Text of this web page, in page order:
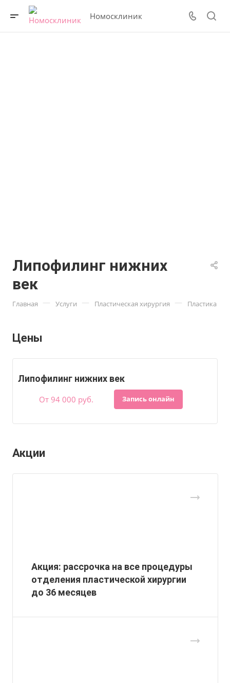
Номосклиник
Липофилинг нижних
век
Главная — Услуги — Пластическая хирургия — Пластика
Цены
Липофилинг нижних век
От 94 000 руб. Запись онлайн
Акции
Акция: рассрочка на все процедуры
отделения пластической хирургии
до 36 месяцев